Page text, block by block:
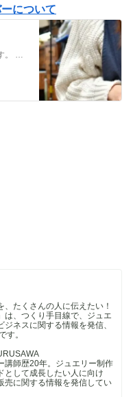
について
メンバーだけの特典をご用意しております。 ぜひご活用頂き、ご自身の活動に役立てて下さい。 ⇒メンバーについて詳しく見てみる メンバーになる （） ①有料コンテンツが見放題！ ジュエリー制作に関する情報やビジネス情報やブランディングに関する情
、たくさんの人に伝えたい！
は、つくり手目線で、ジュエ
ジネスに関する情報を発信、
す。
講師歴20年。ジュエリー制作
として成長したい人に向け
売に関する情報を発信してい